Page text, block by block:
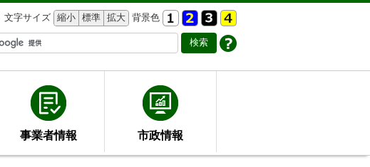
文字サイズ 縮小 標準 拡大 背景色
事業者情報 市政情報